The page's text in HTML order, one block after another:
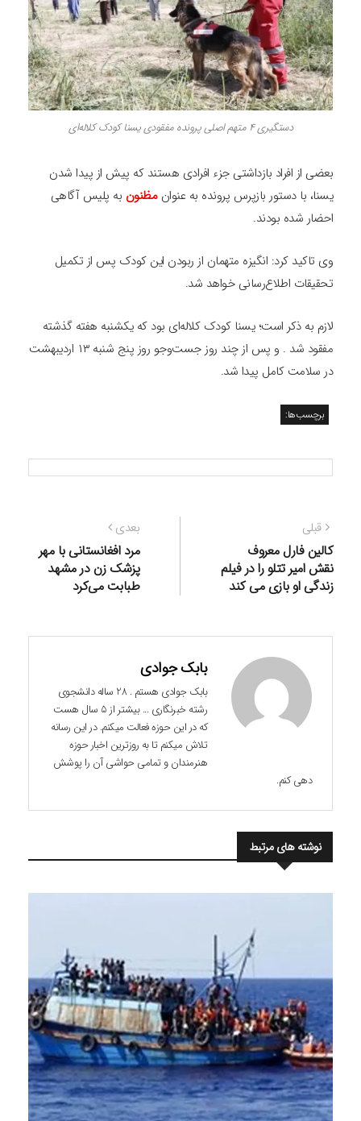
دستگیری ۴ متهم اصلی پرونده مفقودی یسنا کودک کلاله‌ای
بعضی از افراد بازداشتی جزء افرادی هستند که پیش از پیدا شدن
یسنا، با دستور بازپرس پرونده به عنوان مظنون به پلیس آگاهی
احضار شده بودند.
وی تاکید کرد: انگیزه متهمان از ربودن این کودک پس از تکمیل
تحقیقات اطلاع‌رسانی خواهد شد.
لازم به ذکر است؛ یسنا کودک کلاله‌ای بود که یکشنبه هفته گذشته
مفقود شد . و پس از چند روز جست‌وجو روز پنج شنبه ۱۳ اردیبهشت
در سلامت کامل پیدا شد.
برچسب‌ها:
راهبری
نوشته
قبلی
قبلی:
کالین فارل معروف
نقش امیر تتلو را در فیلم
زندگی او بازی می کند
بعدی
بعدی:
مرد افغانستانی با مهر
پزشک زن در مشهد
طبابت می‌کرد
بابک جوادی
بابک جوادی هستم . 28 ساله دانشجوی
رشته خبرنگاری ... بیشتر از 5 سال هست
که در این حوزه فعالت میکنم. در این رسانه
تلاش میکنم تا به روزترین اخبار حوزه
هنرمندان و تمامی حواشی آن را پوشش
دهی کنم.
نوشته های مرتبط